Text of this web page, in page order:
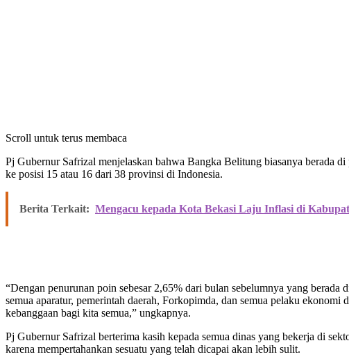
Scroll untuk terus membaca
Pj Gubernur Safrizal menjelaskan bahwa Bangka Belitung biasanya berada
ke posisi 15 atau 16 dari 38 provinsi di Indonesia.
Berita Terkait: Mengacu kepada Kota Bekasi Laju Inflasi di
“Dengan penurunan poin sebesar 2,65% dari bulan sebelumnya yang
semua aparatur, pemerintah daerah, Forkopimda, dan semua pelaku
kebanggaan bagi kita semua,” ungkapnya.
Pj Gubernur Safrizal berterima kasih kepada semua dinas yang bekerja di
karena mempertahankan sesuatu yang telah dicapai akan lebih sulit.